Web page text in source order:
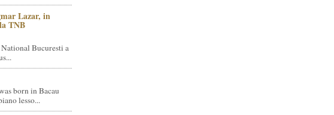
Lazar, in
TNB
Bucuresti a
born in Bacau
lesso...